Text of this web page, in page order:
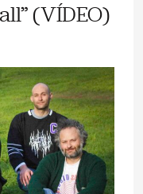
(VÍDEO)